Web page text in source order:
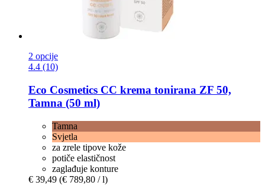
2 opcije
4.4 (10)
Eco Cosmetics CC krema tonirana ZF 50,
Tamna (50 ml)
Tamna
Svjetla
za zrele tipove kože
potiče elastičnost
zaglađuje konture
€ 39,49 (€ 789,80 / l)